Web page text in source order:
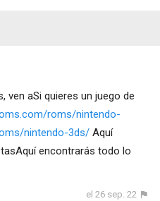
ven aSi quieres un juego de
roms/nintendo-
nintendo-3ds/Aquí
encontrarás todo lo
el 26 sep. 22